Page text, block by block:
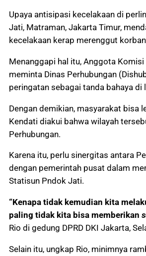
Upaya antisipasi kecelakaan di
Jati, Matraman, Jakarta Timur,
kecelakaan kerap merenggut
Menanggapi hal itu, Anggota
meminta Dinas Perhubungan
peringatan sebagai tanda bahaya di
Dengan demikian, masyarakat bisa
Kendati diakui bahwa wilayah
Perhubungan.
Karena itu, perlu sinergitas antara
dengan pemerintah pusat dalam
Statisun Pndok Jati.
“Kenapa tidak kemudian kita
paling tidak kita bisa memberikan
Rio di gedung DPRD DKI Jakarta,
Selain itu, ungkap Rio, minimnya